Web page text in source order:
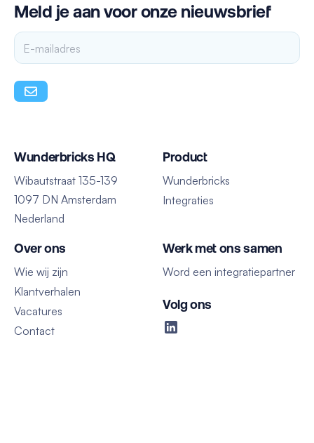
Meld je aan voor onze nieuwsbrief
Wunderbricks HQ
Wibautstraat 135-139
1097 DN Amsterdam
Nederland
Product
Wunderbricks
Integraties
Over ons
Wie wij zijn
Klantverhalen
Vacatures
Contact
Werk met ons samen
Word een integratiepartner
Volg ons